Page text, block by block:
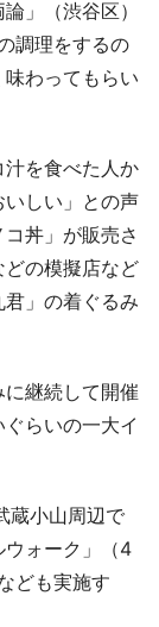
」（渋谷区）
調理をするの
わってもらい
を食べた人か
しい」との声
丼」が販売さ
の模擬店など
」の着ぐるみ
継続して開催
らいの一大イ
蔵小山周辺で
ウォーク」（4
ども実施す